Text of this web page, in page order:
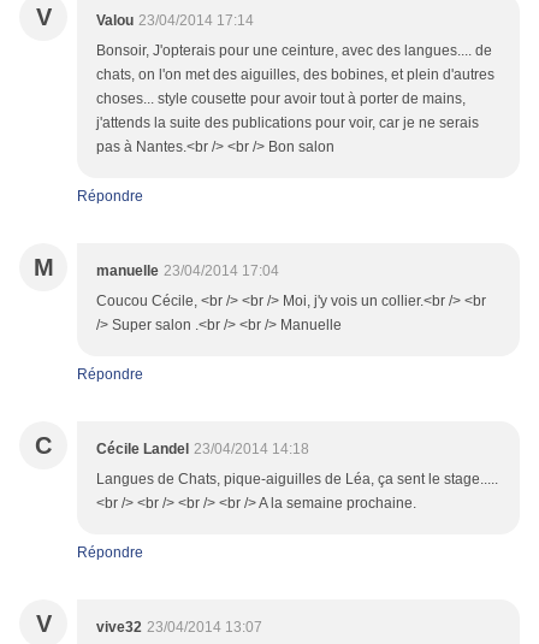
V Valou 23/04/2014 17:14
Bonsoir, J'opterais pour une ceinture, avec des langues.... de
chats, on l'on met des aiguilles, des bobines, et plein d'autres
choses... style cousette pour avoir tout à porter de mains,
j'attends la suite des publications pour voir, car je ne serais
pas à Nantes.<br /> <br /> Bon salon
Répondre
M manuelle 23/04/2014 17:04
Coucou Cécile, <br /> <br /> Moi, j'y vois un collier.<br /> <br
/> Super salon .<br /> <br /> Manuelle
Répondre
C Cécile Landel 23/04/2014 14:18
Langues de Chats, pique-aiguilles de Léa, ça sent le stage.....
<br /> <br /> <br /> <br /> A la semaine prochaine.
Répondre
V vive32 23/04/2014 13:07